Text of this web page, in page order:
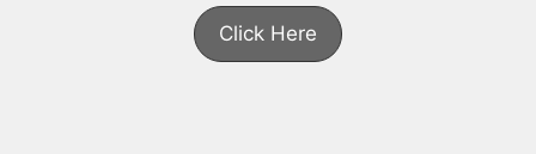
Click Here